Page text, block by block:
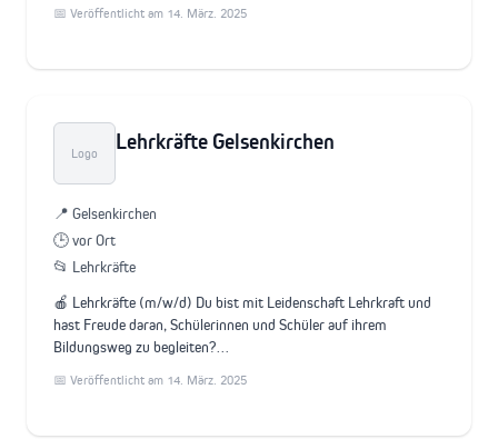
📅 Veröffentlicht am 14. März. 2025
Logo Lehrkräfte Gelsenkirchen
📍 Gelsenkirchen
🕒 vor Ort
📂 Lehrkräfte
🍎 Lehrkräfte (m/w/d) Du bist mit Leidenschaft Lehrkraft und
hast Freude daran, Schülerinnen und Schüler auf ihrem
Bildungsweg zu begleiten?…
📅 Veröffentlicht am 14. März. 2025